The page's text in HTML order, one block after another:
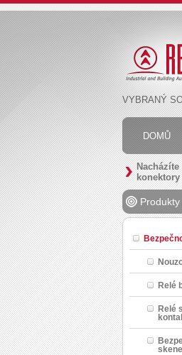
VYBRANÝ
DOMŮ
konektory
Produkty
Relé
Relé